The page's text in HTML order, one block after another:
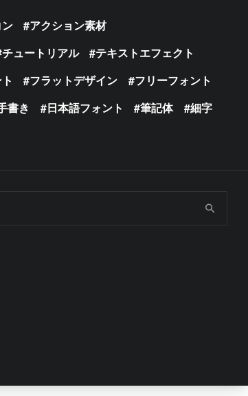
アクション素材
チュートリアル
テキストエフェクト
フラットデザイン
フリーフォント
書き 日本語フォント 筆記体
細字